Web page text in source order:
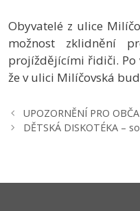
Obyvatelé z ulice
možnost zklidnění
projíždějícími řidiči. Po
že v ulici Milíčovská
UPOZORNĚNÍ PRO
DĚTSKÁ DISKOTÉKA –